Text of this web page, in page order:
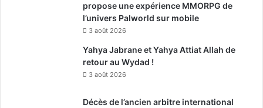
propose une expérience MMORPG de
l’univers Palworld sur mobile
3 août 2026
Yahya Jabrane et Yahya Attiat Allah de
retour au Wydad !
3 août 2026
Décès de l’ancien arbitre international